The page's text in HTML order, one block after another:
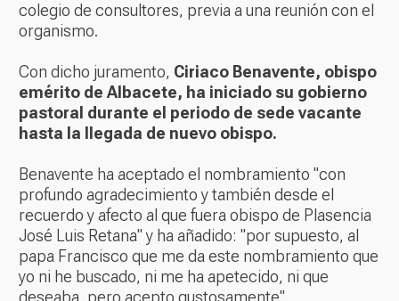
colegio de consultores, previa a una reunión con el
organismo.
Con dicho juramento, Ciriaco Benavente, obispo
emérito de Albacete, ha iniciado su gobierno
pastoral durante el periodo de sede vacante
hasta la llegada de nuevo obispo.
Benavente ha aceptado el nombramiento "con
profundo agradecimiento y también desde el
recuerdo y afecto al que fuera obispo de Plasencia
José Luis Retana" y ha añadido: "por supuesto, al
papa Francisco que me da este nombramiento que
yo ni he buscado, ni me ha apetecido, ni que
deseaba, pero acepto gustosamente".